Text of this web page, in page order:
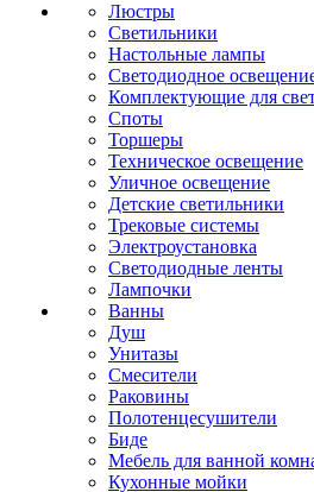
Люстры
Светильники
Настольные лампы
Светодиодное
Комплектующие для
Споты
Торшеры
Техническое освещение
Уличное освещение
Детские светильники
Трековые системы
Электроустановка
Светодиодные ленты
Лампочки
Ванны
Душ
Унитазы
Смесители
Раковины
Полотенцесушители
Биде
Мебель для ванной
Кухонные мойки